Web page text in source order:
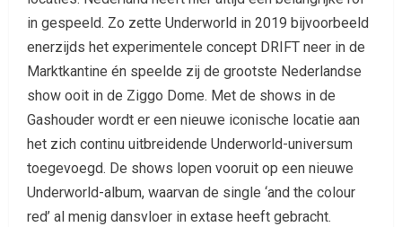
in gespeeld. Zo zette Underworld in 2019 bijvoorbeeld
enerzijds het experimentele concept DRIFT neer in de
Marktkantine én speelde zij de grootste Nederlandse
show ooit in de Ziggo Dome. Met de shows in de
Gashouder wordt er een nieuwe iconische locatie aan
het zich continu uitbreidende Underworld-universum
toegevoegd. De shows lopen vooruit op een nieuwe
Underworld-album, waarvan de single ‘and the colour
red’ al menig dansvloer in extase heeft gebracht.